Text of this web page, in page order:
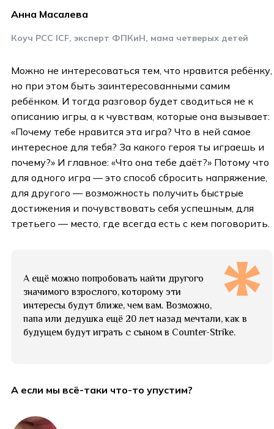
Анна Масалева
Коуч PCC ICF, эксперт ФПКиН, мама четверых детей
Можно не интересоваться тем, что нравится ребёнку,
но при этом быть заинтересованными самим
ребёнком. И тогда разговор будет сводиться не к
описанию игры, а к чувствам, которые она вызывает:
«Почему тебе нравится эта игра? Что в ней самое
интересное для тебя? За какого героя ты играешь и
почему?» И главное: «Что она тебе даёт?» Потому что
для одного игра — это способ сбросить напряжение,
для другого — возможность получить быстрые
достижения и почувствовать себя успешным, для
третьего — место, где всегда есть с кем поговорить.
А ещё можно попробовать найти другого
значимого взрослого, которому эти
интересы будут ближе, чем вам. Возможно,
папа или дедушка ещё 20 лет назад мечтали, как в
будущем будут играть с сыном в Counter-Strike.
А если мы всё-таки что-то упустим?